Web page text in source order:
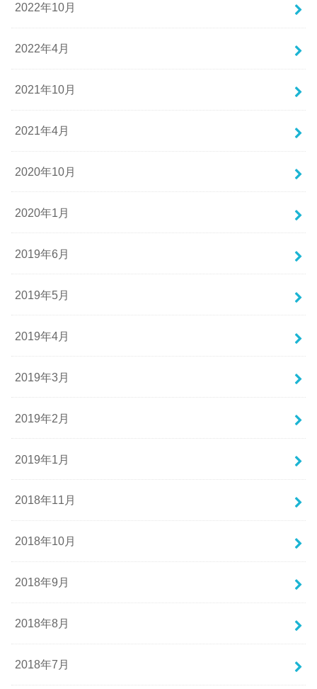
2022年10月
2022年4月
2021年10月
2021年4月
2020年10月
2020年1月
2019年6月
2019年5月
2019年4月
2019年3月
2019年2月
2019年1月
2018年11月
2018年10月
2018年9月
2018年8月
2018年7月